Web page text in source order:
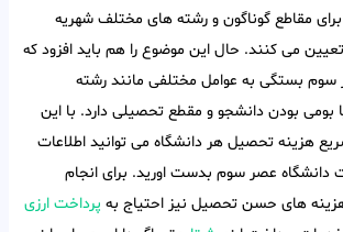
برای مقاطع گوناگون و رشته های مختلف شهریه
تعیین می کنند. حال این موضوع را هم باید افزود که
سوم بستگی به عوامل مختلفی مانند رشته
بومی بودن دانشجو و مقطع تحصیلی دارد. با این
هزینه تحصیل هر دانشگاه می توانید اطلاعات
دانشگاه عصر سوم بدست اورید. برای انجام
های حسن تحصیل نیز احتیاج به پرداخت ارزی